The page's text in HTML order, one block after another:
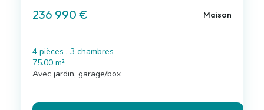
236 990 € Maison
4 pièces , 3 chambres
75.00 m²
Avec jardin, garage/box